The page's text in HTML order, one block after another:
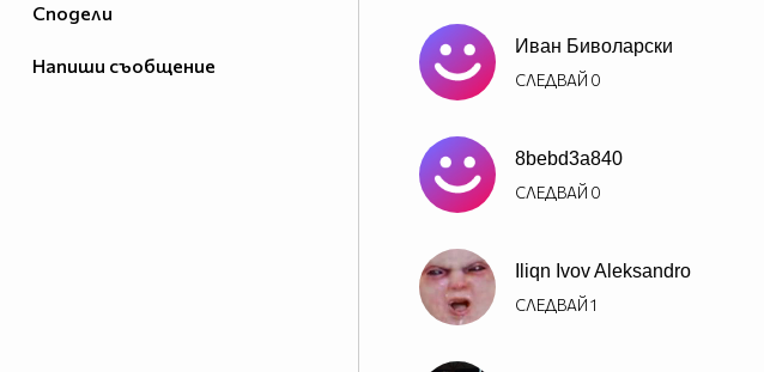
Сподели
Напиши съобщение
Иван Биволарски
СЛЕДВАЙ 0
8bebd3a840
СЛЕДВАЙ 0
Iliqn Ivov Aleksandro
СЛЕДВАЙ1